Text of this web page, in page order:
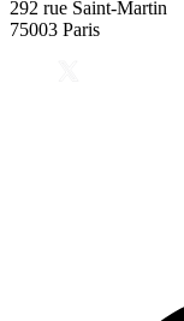
292 rue Saint-Martin
75003 Paris